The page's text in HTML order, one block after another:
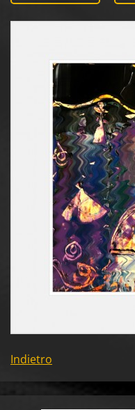
Indietro